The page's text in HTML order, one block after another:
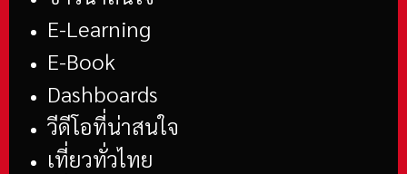
E-Learning
E-Book
Dashboards
วีดีโอที่น่าสนใจ
เที่ยวทั่วไทย